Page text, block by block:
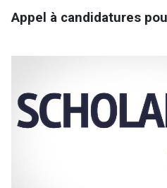
Appel à candidatures